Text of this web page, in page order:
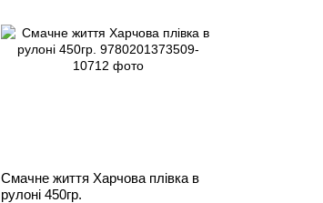
Смачне життя Харчова плівка в
рулоні 450гр.